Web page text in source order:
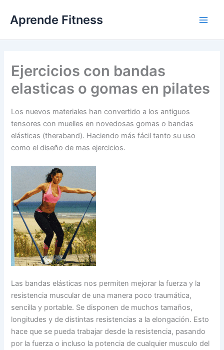
contenido
Aprende Fitness
Ejercicios con bandas
elasticas o gomas en pilates
Los nuevos materiales han convertido a los antiguos
tensores con muelles en novedosas gomas o bandas
elásticas (theraband). Haciendo más fácil tanto su uso
como el diseño de mas ejercicios.
Las bandas elásticas nos permiten mejorar la fuerza y la
resistencia muscular de una manera poco traumática,
sencilla y portable. Se disponen de muchos tamaños,
longitudes y de distintas resistencias a la elongación. Esto
hace que se pueda trabajar desde la resistencia, pasando
por la fuerza o incluso la potencia de cualquier musculo del